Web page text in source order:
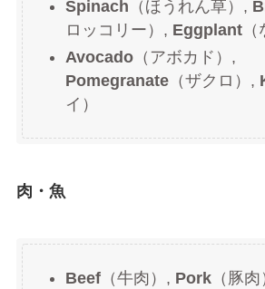
Spinach （ほうれん草）,
ロッコリー）, Eggplant（
Avocado（アボカド）,
Pomegranate（ザクロ）,
イ）
肉・魚
Beef（牛肉）, Pork（豚肉